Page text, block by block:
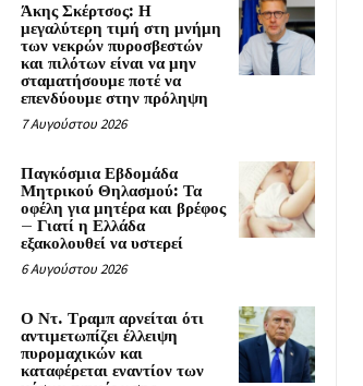
Άκης Σκέρτσος: Η
μεγαλύτερη τιμή στη μνήμη
των νεκρών πυροσβεστών
και πιλότων είναι να μην
σταματήσουμε ποτέ να
επενδύουμε στην πρόληψη
7 Αυγούστου 2026
Παγκόσμια Εβδομάδα
Μητρικού Θηλασμού: Τα
οφέλη για μητέρα και βρέφος
– Γιατί η Ελλάδα
εξακολουθεί να υστερεί
6 Αυγούστου 2026
Ο Ντ. Τραμπ αρνείται ότι
αντιμετωπίζει έλλειψη
πυρομαχικών και
καταφέρεται εναντίον των